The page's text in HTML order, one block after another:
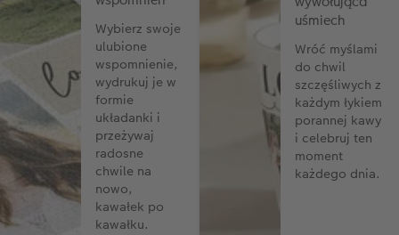
Wybierz swoje
ulubione
wspomnienie,
wydrukuj je w
formie
układanki i
przeżywaj
radosne
chwile na
nowo,
kawałek po
kawałku.
uśmiech
Wróć myślami
do chwil
szczęśliwych z
każdym łykiem
porannej kawy
i celebruj ten
moment
każdego dnia.